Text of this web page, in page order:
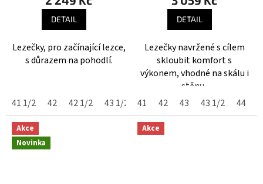
5
hvězdiček.
DETAIL
Lezečky, pro začínající lezce,
s důrazem na pohodlí.
41 1/2 42 42 1/2 43 1/2 44 44 1/2 45
hvězdiček.
DETAIL
Lezečky navržené s cílem
skloubit komfort s
výkonem, vhodné na skálu i
stěnu.
41
42 43 43 1/2 44
Akce
Novinka
Akce